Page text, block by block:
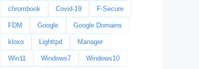
早晨外面阴天，等我在厨房把热的...
📅 03-20 06:35 👤 Zairun
chrombook Covid-19 F-Secure
FDM Google Google Domains
kloxo Lighttpd Manager
Win11 Windows7 Windows10